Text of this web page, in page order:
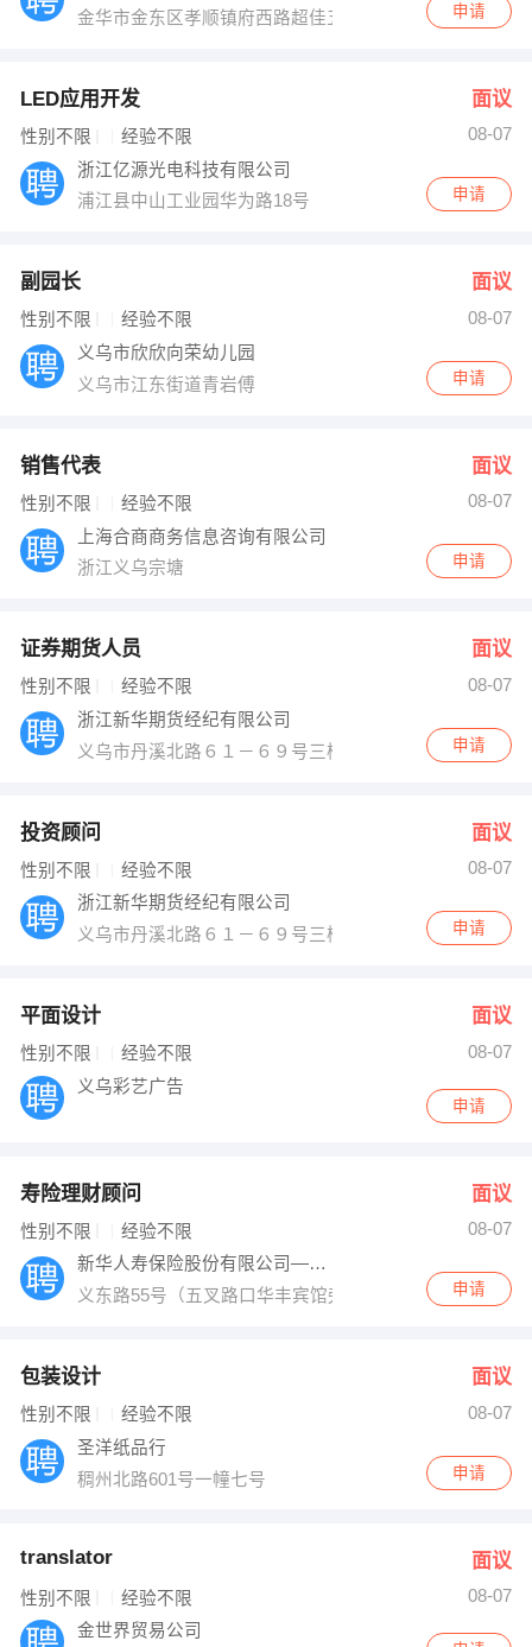
金华市金东区孝顺镇府西路超佳五金塑料
申请
LED应用开发 面议
性别不限 经验不限
08-07
浙江亿源光电科技有限公司
浦江县中山工业园华为路18号
申请
副园长 面议
性别不限 经验不限
08-07
义乌市欣欣向荣幼儿园
义乌市江东街道青岩傅
申请
销售代表 面议
性别不限 经验不限
08-07
上海合商商务信息咨询有限公司
浙江义乌宗塘
申请
证券期货人员 面议
性别不限 经验不限
08-07
浙江新华期货经纪有限公司
义乌市丹溪北路６１－６９号三楼
申请
投资顾问 面议
性别不限 经验不限
08-07
浙江新华期货经纪有限公司
义乌市丹溪北路６１－６９号三楼
申请
平面设计 面议
性别不限 经验不限
08-07
义乌彩艺广告
申请
寿险理财顾问 面议
性别不限 经验不限
08-07
新华人寿保险股份有限公司—义乌支公司
义东路55号（五叉路口华丰宾馆旁边）
申请
包装设计 面议
性别不限 经验不限
08-07
圣洋纸品行
稠州北路601号一幢七号
申请
translator 面议
性别不限 经验不限
08-07
金世界贸易公司